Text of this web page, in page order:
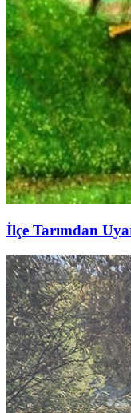
İlçe Tarımdan